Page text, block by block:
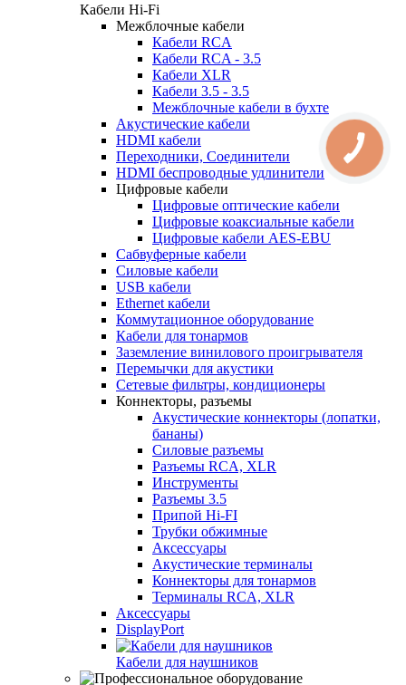
Кабели Hi-Fi
Межблочные кабели
Кабели RCA
Кабели RCA - 3.5
Кабели XLR
Кабели 3.5 - 3.5
Межблочные кабели в бухте
Акустические кабели
HDMI кабели
Переходники, Соединители
HDMI беспроводные удлинители
Цифровые кабели
Цифровые оптические кабели
Цифровые коаксиальные кабели
Цифровые кабели AES-EBU
Сабвуферные кабели
Силовые кабели
USB кабели
Ethernet кабели
Коммутационное оборудование
Кабели для тонармов
Заземление винилового проигрывателя
Перемычки для акустики
Сетевые фильтры, кондиционеры
Коннекторы, разъемы
Акустические коннекторы (лопатки,
бананы)
Силовые разъемы
Разъемы RCA, XLR
Инструменты
Разъемы 3.5
Припой Hi-FI
Трубки обжимные
Аксессуары
Акустические терминалы
Коннекторы для тонармов
Терминалы RCA, XLR
Аксессуары
DisplayPort
Кабели для наушников